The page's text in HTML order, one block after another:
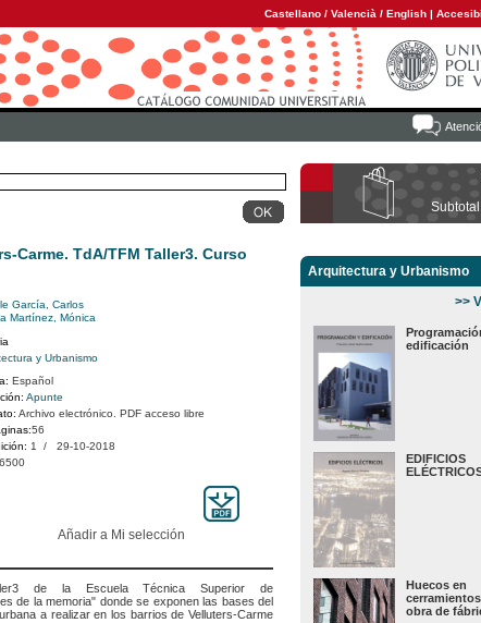
Castellano / Valencià / English |
Arquitectura y Urbanismo
>>
edificación
EDIFICIOS
Huecos en
obra de
Carme. TdA/TFM Taller3. Curso
García, Carlos
Martínez, Mónica
y Urbanismo
Español
Apunte
Archivo electrónico. PDF acceso libre
56
1 / 29-10-2018
6500
Añadir a Mi selección
de la Escuela Técnica Superior de
de la memoria" donde se exponen las bases del
a realizar en los barrios de Velluters-Carme